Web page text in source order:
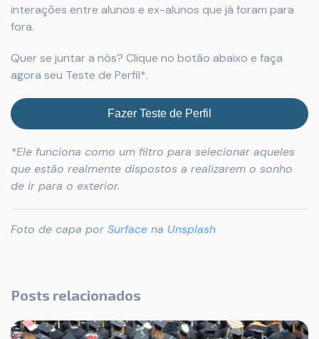
interações entre alunos e ex-alunos que já foram para
fora.
Quer se juntar a nós? Clique no botão abaixo e faça
agora seu Teste de Perfil*.
Fazer Teste de Perfil
*Ele funciona como um filtro para selecionar aqueles
que estão realmente dispostos a realizarem o sonho
de ir para o exterior.
Foto de capa por Surface na Unsplash
Posts relacionados